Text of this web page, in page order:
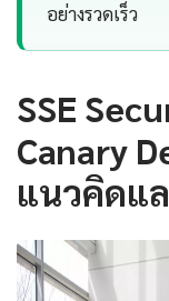
อย่างรวดเร็ว
SSE
Canary
แนวคิดแ